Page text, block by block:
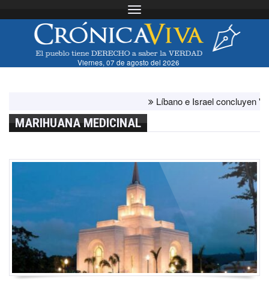
Toggle navigation
Viernes, 07 de agosto del 2026
Líbano e Israel concluyen
MARIHUANA MEDICINAL